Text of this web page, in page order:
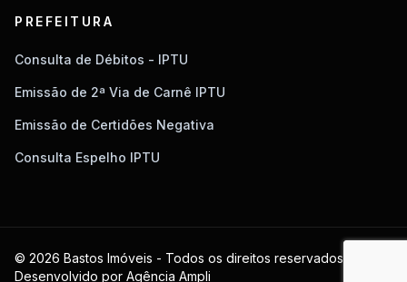
PREFEITURA
Consulta de Débitos - IPTU
Emissão de 2ª Via de Carnê IPTU
Emissão de Certidões Negativa
Consulta Espelho IPTU
© 2026 Bastos Imóveis - Todos os direitos reservados.
Desenvolvido por Agência Ampli